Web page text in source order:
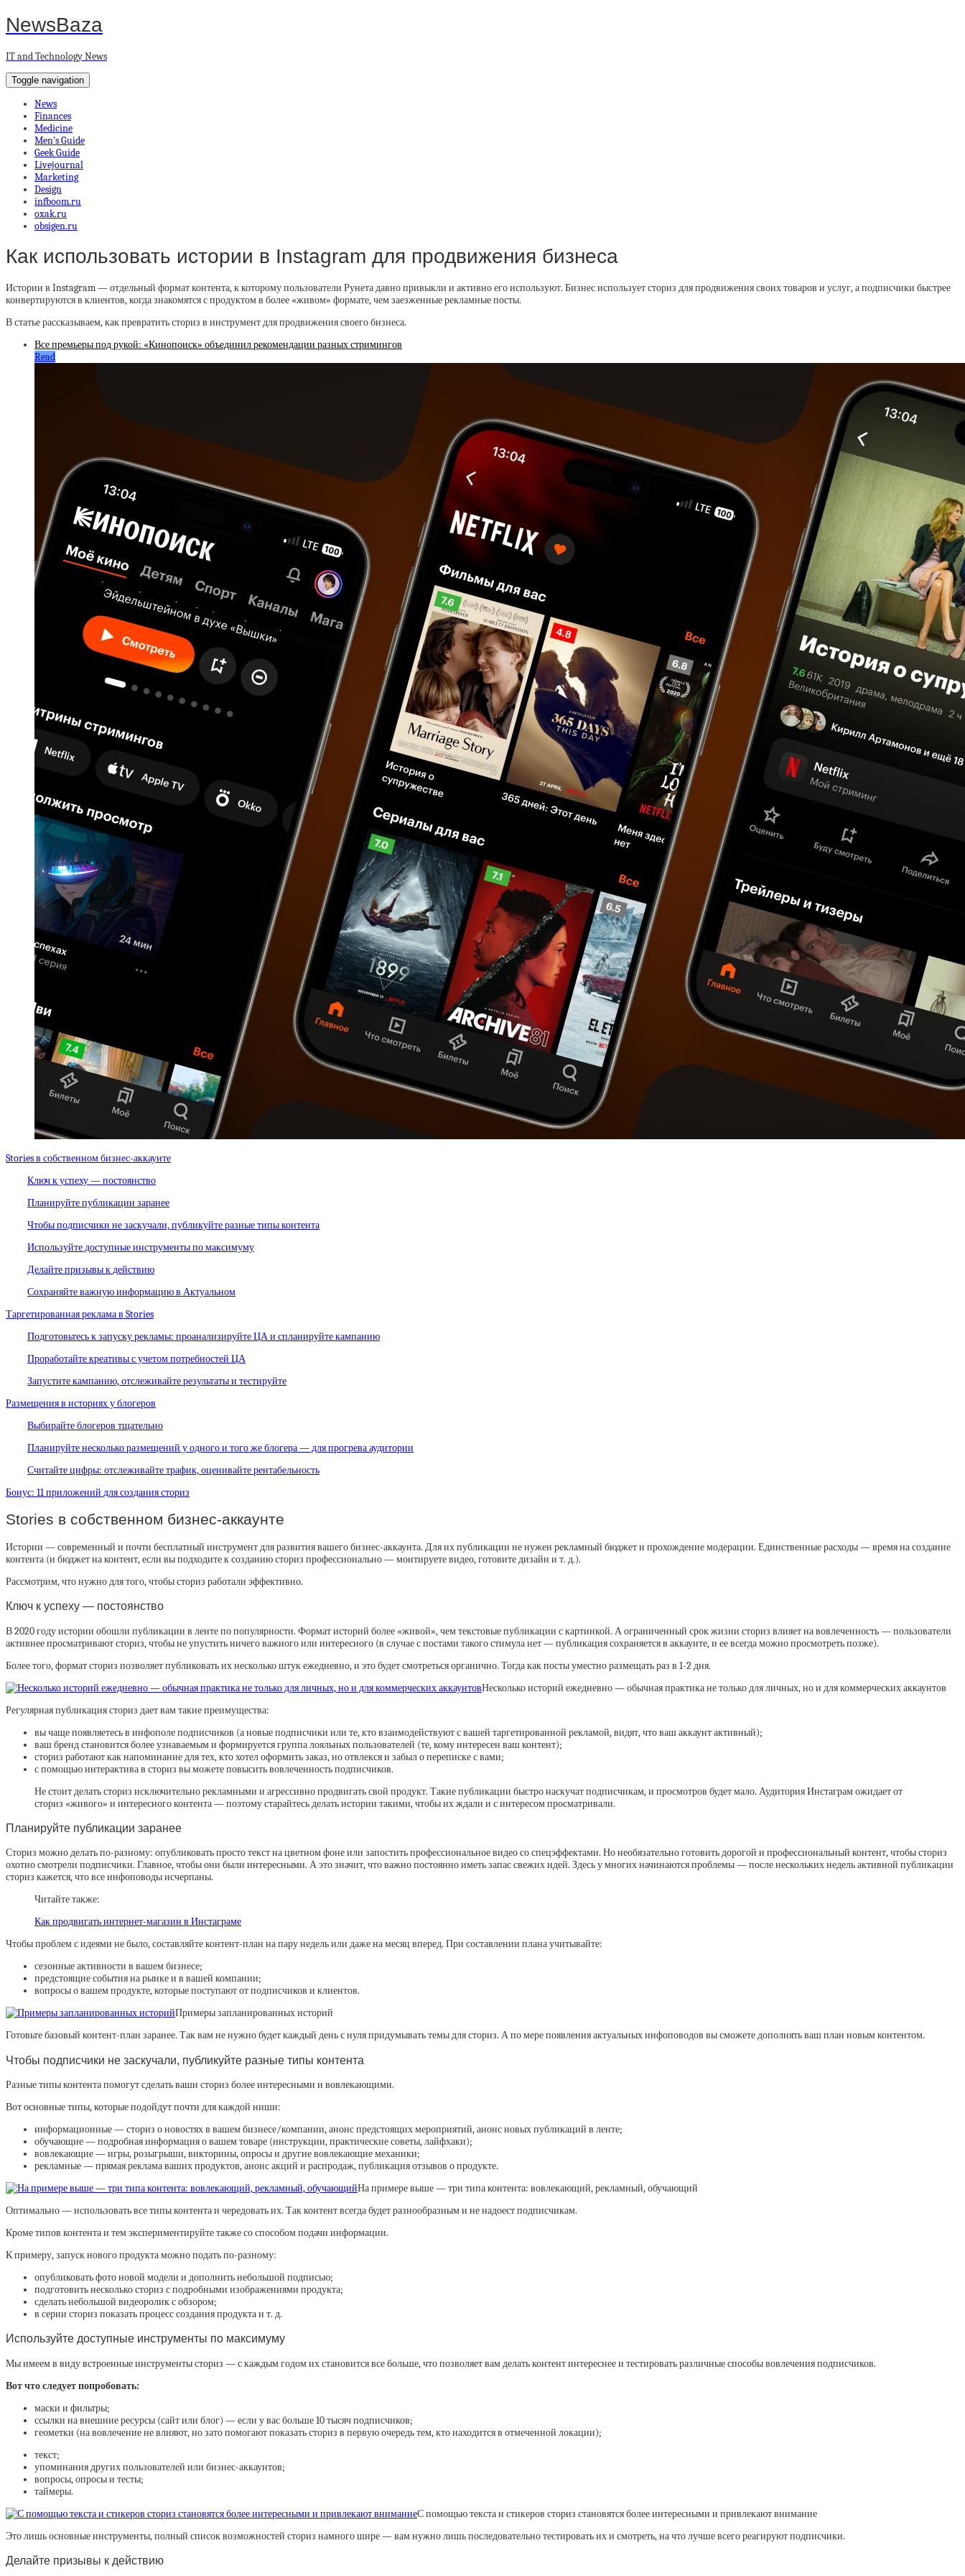
NewsBaza
IT and Technology News
Toggle navigation
News
Finances
Medicine
Men’s Guide
Geek Guide
Livejournal
Marketing
Design
infboom.ru
oxak.ru
obsigen.ru
Как использовать истории в Instagram для продвижения бизнеса
Истории в Instagram — отдельный формат контента, к которому пользователи Рунета давно привыкли и активно его используют. Бизнес использует сториз для продвижения своих товаров и услуг, а подписчики быстрее
конвертируются в клиентов, когда знакомятся с продуктом в более «живом» формате, чем заезженные рекламные посты.
В статье рассказываем, как превратить сториз в инструмент для продвижения своего бизнеса.
Все премьеры под рукой: «Кинопоиск» объединил рекомендации разных стримингов
Read
Stories в собственном бизнес-аккаунте
Ключ к успеху — постоянство
Планируйте публикации заранее
Чтобы подписчики не заскучали, публикуйте разные типы контента
Используйте доступные инструменты по максимуму
Делайте призывы к действию
Сохраняйте важную информацию в Актуальном
Таргетированная реклама в Stories
Подготовьтесь к запуску рекламы: проанализируйте ЦА и спланируйте кампанию
Проработайте креативы с учетом потребностей ЦА
Запустите кампанию, отслеживайте результаты и тестируйте
Размещения в историях у блогеров
Выбирайте блогеров тщательно
Планируйте несколько размещений у одного и того же блогера — для прогрева аудитории
Считайте цифры: отслеживайте трафик, оценивайте рентабельность
Бонус: 11 приложений для создания сториз
Stories в собственном бизнес-аккаунте
Истории — современный и почти бесплатный инструмент для развития вашего бизнес-аккаунта. Для их публикации не нужен рекламный бюджет и прохождение модерации. Единственные расходы — время на создание
контента (и бюджет на контент, если вы подходите к созданию сториз профессионально — монтируете видео, готовите дизайн и т. д.).
Рассмотрим, что нужно для того, чтобы сториз работали эффективно.
Ключ к успеху — постоянство
В 2020 году истории обошли публикации в ленте по популярности. Формат историй более «живой», чем текстовые публикации с картинкой. А ограниченный срок жизни сториз влияет на вовлеченность — пользователи
активнее просматривают сториз, чтобы не упустить ничего важного или интересного (в случае с постами такого стимула нет — публикация сохраняется в аккаунте, и ее всегда можно просмотреть позже).
Более того, формат сториз позволяет публиковать их несколько штук ежедневно, и это будет смотреться органично. Тогда как посты уместно размещать раз в 1-2 дня.
Несколько историй ежедневно — обычная практика не только для личных, но и для коммерческих аккаунтов
Регулярная публикация сториз дает вам такие преимущества:
вы чаще появляетесь в инфополе подписчиков (а новые подписчики или те, кто взаимодействуют с вашей таргетированной рекламой, видят, что ваш аккаунт активный);
ваш бренд становится более узнаваемым и формируется группа лояльных пользователей (те, кому интересен ваш контент);
сториз работают как напоминание для тех, кто хотел оформить заказ, но отвлекся и забыл о переписке с вами;
с помощью интерактива в сториз вы можете повысить вовлеченность подписчиков.
Не стоит делать сториз исключительно рекламными и агрессивно продвигать свой продукт. Такие публикации быстро наскучат подписчикам, и просмотров будет мало. Аудитория Инстаграм ожидает от
сториз «живого» и интересного контента — поэтому старайтесь делать истории такими, чтобы их ждали и с интересом просматривали.
Планируйте публикации заранее
Сториз можно делать по-разному: опубликовать просто текст на цветном фоне или запостить профессиональное видео со спецэффектами. Но необязательно готовить дорогой и профессиональный контент, чтобы сториз
охотно смотрели подписчики. Главное, чтобы они были интересными. А это значит, что важно постоянно иметь запас свежих идей. Здесь у многих начинаются проблемы — после нескольких недель активной публикации
сториз кажется, что все инфоповоды исчерпаны.
Читайте также:
Как продвигать интернет-магазин в Инстаграме
Чтобы проблем с идеями не было, составляйте контент-план на пару недель или даже на месяц вперед. При составлении плана учитывайте:
сезонные активности в вашем бизнесе;
предстоящие события на рынке и в вашей компании;
вопросы о вашем продукте, которые поступают от подписчиков и клиентов.
Примеры запланированных историй
Готовьте базовый контент-план заранее. Так вам не нужно будет каждый день с нуля придумывать темы для сториз. А по мере появления актуальных инфоповодов вы сможете дополнять ваш план новым контентом.
Чтобы подписчики не заскучали, публикуйте разные типы контента
Разные типы контента помогут сделать ваши сториз более интересными и вовлекающими.
Вот основные типы, которые подойдут почти для каждой ниши:
информационные — сториз о новостях в вашем бизнесе/компании, анонс предстоящих мероприятий, анонс новых публикаций в ленте;
обучающие — подробная информация о вашем товаре (инструкции, практические советы, лайфхаки);
вовлекающие — игры, розыгрыши, викторины, опросы и другие вовлекающие механики;
рекламные — прямая реклама ваших продуктов, анонс акций и распродаж, публикация отзывов о продукте.
На примере выше — три типа контента: вовлекающий, рекламный, обучающий
Оптимально — использовать все типы контента и чередовать их. Так контент всегда будет разнообразным и не надоест подписчикам.
Кроме типов контента и тем экспериментируйте также со способом подачи информации.
К примеру, запуск нового продукта можно подать по-разному:
опубликовать фото новой модели и дополнить небольшой подписью;
подготовить несколько сториз с подробными изображениями продукта;
сделать небольшой видеоролик с обзором;
в серии сториз показать процесс создания продукта и т. д.
Используйте доступные инструменты по максимуму
Мы имеем в виду встроенные инструменты сториз — с каждым годом их становится все больше, что позволяет вам делать контент интереснее и тестировать различные способы вовлечения подписчиков.
Вот что следует попробовать:
маски и фильтры;
ссылки на внешние ресурсы (сайт или блог) — если у вас больше 10 тысяч подписчиков;
геометки (на вовлечение не влияют, но зато помогают показать сториз в первую очередь тем, кто находится в отмеченной локации);
текст;
упоминания других пользователей или бизнес-аккаунтов;
вопросы, опросы и тесты;
таймеры.
С помощью текста и стикеров сториз становятся более интересными и привлекают внимание
Это лишь основные инструменты, полный список возможностей сториз намного шире — вам нужно лишь последовательно тестировать их и смотреть, на что лучше всего реагируют подписчики.
Делайте призывы к действию